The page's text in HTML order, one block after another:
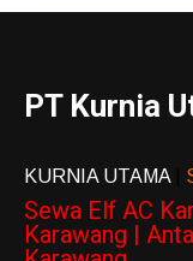
PT Kurnia
KURNIA UTAMA
Sewa Elf AC
Karawang |